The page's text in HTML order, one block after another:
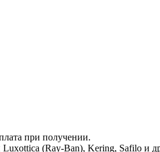
при получении.
(Ray-Ban), Kering, Safilo и